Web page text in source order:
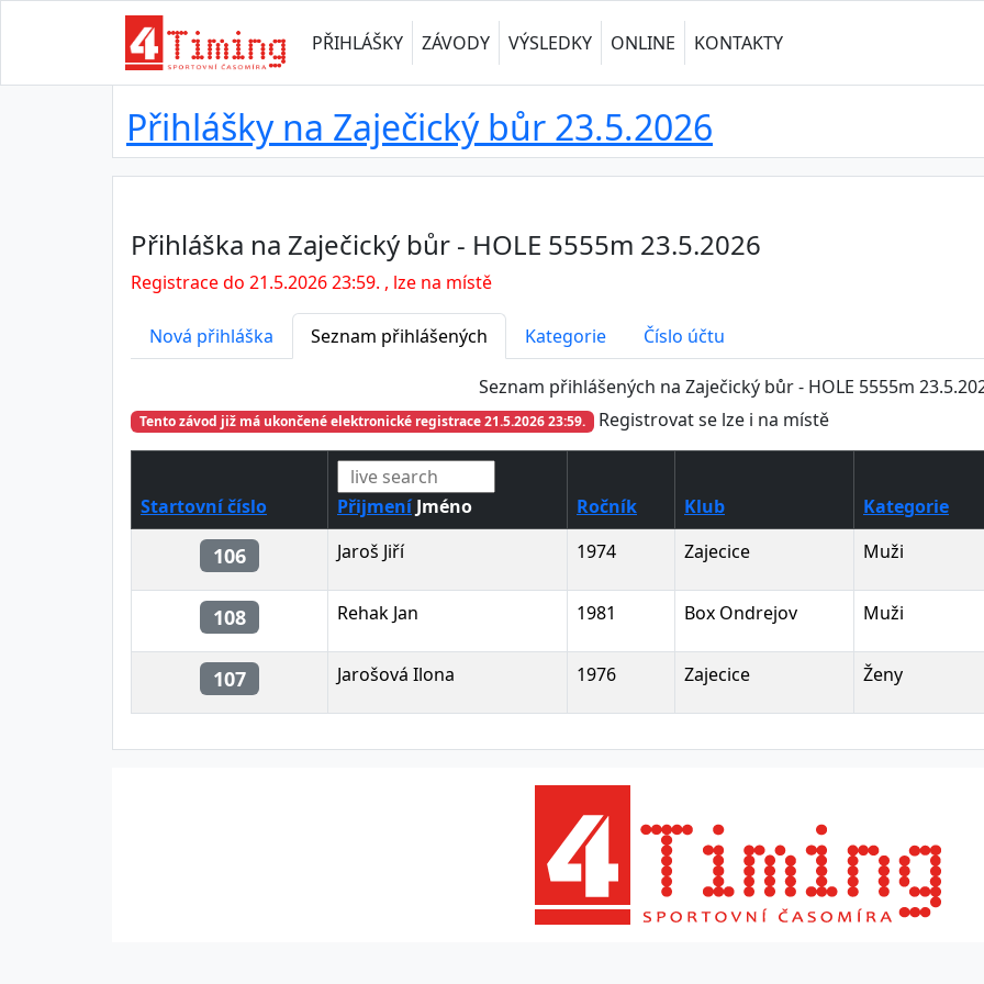
PŘIHLÁŠKY ZÁVODY VÝSLEDKY ONLINE KONTAKTY
Přihlášky na Zaječický bůr 23.5.2026
Přihláška na Zaječický bůr - HOLE 5555m 23.5.2026
Registrace do 21.5.2026 23:59. , lze na místě
Nová přihláška Seznam přihlášených Kategorie Číslo účtu
Seznam přihlášených na Zaječický bůr - HOLE 5555m
Tento závod již má ukončené elektronické registrace 21.5.2026 23:59. Registrovat se lze i na místě
Startovní číslo PřijmeníJméno Ročník Klub Kategorie
106 Jaroš Jiří 1974 Zajecice Muži
108 Rehak Jan 1981 Box Ondrejov Muži
107 Jarošová Ilona 1976 Zajecice Ženy